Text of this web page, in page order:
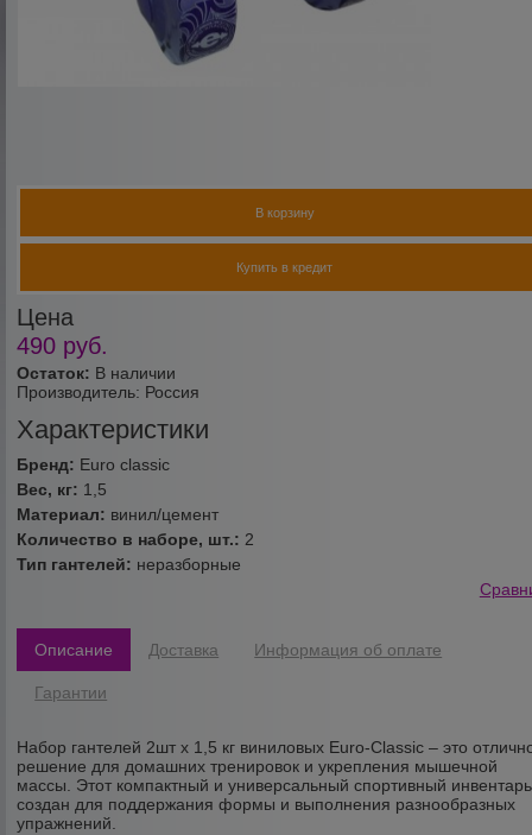
Остаток: В наличии
Производитель: Россия
Характеристики
Бренд: Euro classic
Вес, кг: 1,5
Материал: винил/цемент
Количество в наборе, шт.: 2
Тип гантелей: неразборные
Цена
490 руб.
В корзину
Купить в кредит
Описание Доставка Информация об оплате
Гарантии
Набор гантелей 2шт х 1,5 кг виниловых Euro-Classic – это
решение для домашних тренировок и укрепления мышечной
массы. Этот компактный и универсальный спортивный инвентарь
создан для поддержания формы и выполнения разнообразных
упражнений.